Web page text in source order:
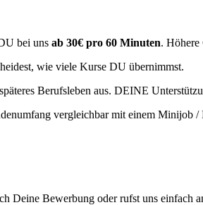
bei uns ab 30€ pro 60 Minuten. Höhere
wie viele Kurse DU übernimmst.
Berufsleben aus. DEINE
vergleichbar mit einem
Deine Bewerbung oder rufst uns einfach